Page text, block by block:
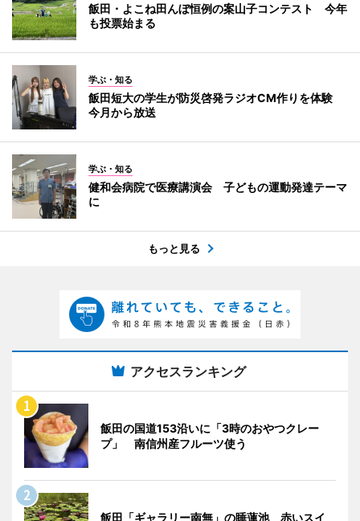
飯田・よこね田んぼ恒例の案山子コンテスト 今年
も投票始まる
学ぶ・知る
飯田短大の学生が防災啓発ラジオCM作りを体験
今月から放送
学ぶ・知る
健和会病院で医療講演会 子どもの運動発達テーマ
に
もっと見る
アクセスランキング
飯田の国道153沿いに「3時のおやつクレー
プ」 南信州産フルーツ使う
飯田「ギャラリー南無」の睡蓮池 赤いスイ